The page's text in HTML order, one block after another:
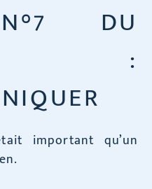
DU
:
important qu’un